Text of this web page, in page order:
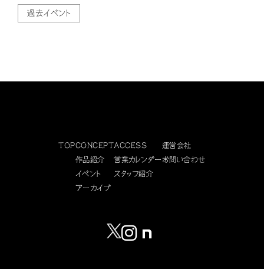
過去イベント
TOPCONCEPT
作品紹介
イベント
アーカイブ
ACCESS
営業カレンダー
スタッフ紹介
運営会社
お問い合わせ